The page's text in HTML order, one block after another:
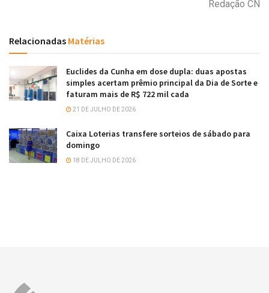
Redação CN
Relacionadas Matérias
Euclides da Cunha em dose dupla: duas apostas
simples acertam prêmio principal da Dia de Sorte e
faturam mais de R$ 722 mil cada
21 DE JULHO DE 2026
Caixa Loterias transfere sorteios de sábado para
domingo
18 DE JULHO DE 2026